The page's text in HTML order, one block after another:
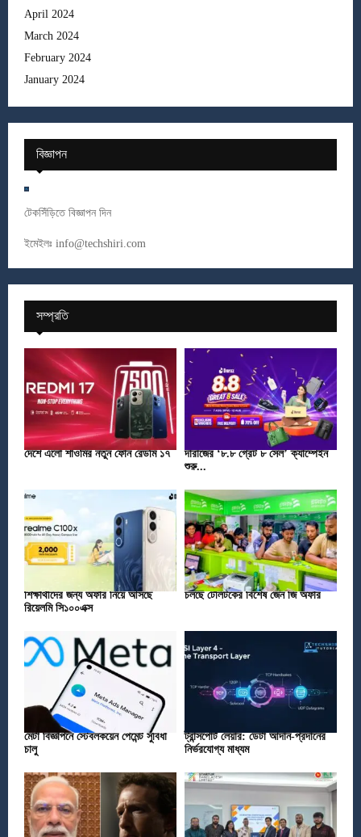
April 2024
March 2024
February 2024
January 2024
বিজ্ঞাপন
টেকসিঁড়িতে বিজ্ঞাপন দিন
ইমেইলঃ info@techshiri.com
সম্প্রতি
দেশে এলো শাওমির নতুন ফোন রেডমি ১৭
দারাজের ‘৮.৮ গ্রেট ৮ সেল’ ক্যাম্পেইন
শুরু...
শিক্ষার্থীদের জন্য অফার নিয়ে আসছে
রিয়েলমি সি১০০এক্স
চলছে টেলিটকের বিশেষ জেন জি অফার
মেটা বিজ্ঞাপনে স্টেবলকয়েন পেমেন্ট সুবিধা
চালু
ট্রান্সপোর্ট লেয়ার: ডেটা আদান-প্রদানের
নির্ভরযোগ্য মাধ্যম